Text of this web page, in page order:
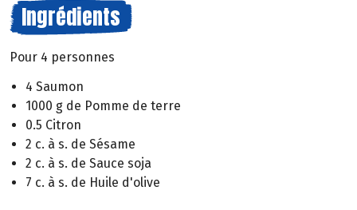
Ingrédients
Pour 4 personnes
4 Saumon
1000 g de Pomme de terre
0.5 Citron
2 c. à s. de Sésame
2 c. à s. de Sauce soja
7 c. à s. de Huile d'olive